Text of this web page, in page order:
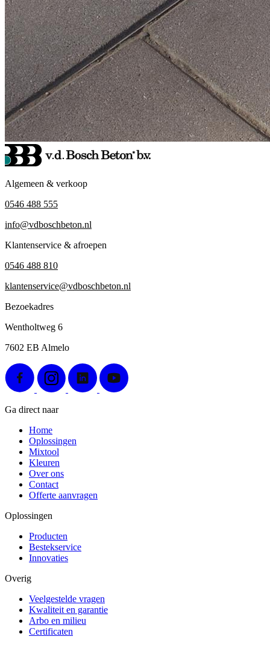
Algemeen & verkoop
0546 488 555
info@vdboschbeton.nl
Klantenservice & afroepen
0546 488 810
klantenservice@vdboschbeton.nl
Bezoekadres
Wentholtweg 6
7602 EB Almelo
Ga direct naar
Home
Oplossingen
Mixtool
Kleuren
Over ons
Contact
Offerte aanvragen
Oplossingen
Producten
Bestekservice
Innovaties
Overig
Veelgestelde vragen
Kwaliteit en garantie
Arbo en milieu
Certificaten